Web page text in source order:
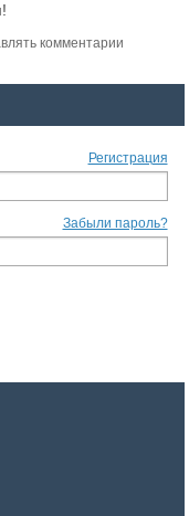
комментарии
Регистрация
Забыли пароль?